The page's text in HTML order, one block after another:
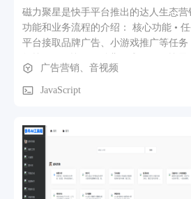
好友获得更多积分奖励 → 使用积分参
在Assets页面查看积分变动明细。 游戏玩法路径: 主页点击"玩
游戏"卡片 → 进入游戏开始页查看规则(
制、时长20秒等) → 点击开始按钮发
戏核心页面点击掉落的奖励物品收集分
数)，点击暂停道具获得3秒暂停时间，
务 → 邀请好友注册 → 参与小游戏获得
都会记录在Assets页面的历史记录中 项目采用Next.js 15框架搭
建,集成了Telegram SDK、国际化支持
效系统、帧动画播放器等完整的技术栈,
一个完整的积分任务和娱乐游戏生态系
磁力聚星是快手平台推出的达人生态
功能和业务流程的介绍： 核心功能 • 任务接单：创作者可通过
平台接取品牌广告、小游戏推广等任
式多样化：包括激励视频广告、插屏广
广告等，满足不同客户的推广需求。 • 精准用户匹配：系统基
告，根据广告点击和转化情况获得分成
务获得现金奖励或流量扶持。 • 数据监控与优化：开发者或创
作者可通过后台查看广告展示量、点击
据，实时调整广告策略。 业务流程￼￼￼ 1. 资质提交与认证：客户
需接入快手小程序开发者平台，并保证
广告营销、音视频
JavaScript